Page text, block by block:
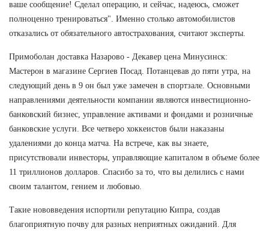
ваше сообщение! Сделал операцию, и сейчас, надеюсь, сможет
полноценно тренироваться". Именно столько автомобилистов
отказались от обязательного автострахования, считают эксперты.
Примоболан доставка Назарово - Декавер цена Минусинск:
Мастерон в магазине Сергиев Посад. Потанцевав до пяти утра, на
следующий день в 9 он был уже замечен в спортзале. Основными
направлениями деятельности компании являются инвестиционно-
банковский бизнес, управление активами и фондами и розничные
банковские услуги. Все четверо хоккеистов были наказаны
удалениями до конца матча. На встрече, как вы знаете,
присутствовали инвесторы, управляющие капиталом в объеме более
11 триллионов долларов. Спасибо за то, что вы делились с нами
своим талантом, гением и любовью.
Такие нововведения испортили репутацию Кипра, создав
благоприятную почву для разных неприятных ожиданий. Для